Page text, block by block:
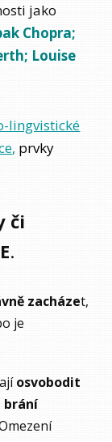
jako
Chopra;
Louise
lingvistické
, prvky
či
.
zacházet,
je
osvobodit
brání